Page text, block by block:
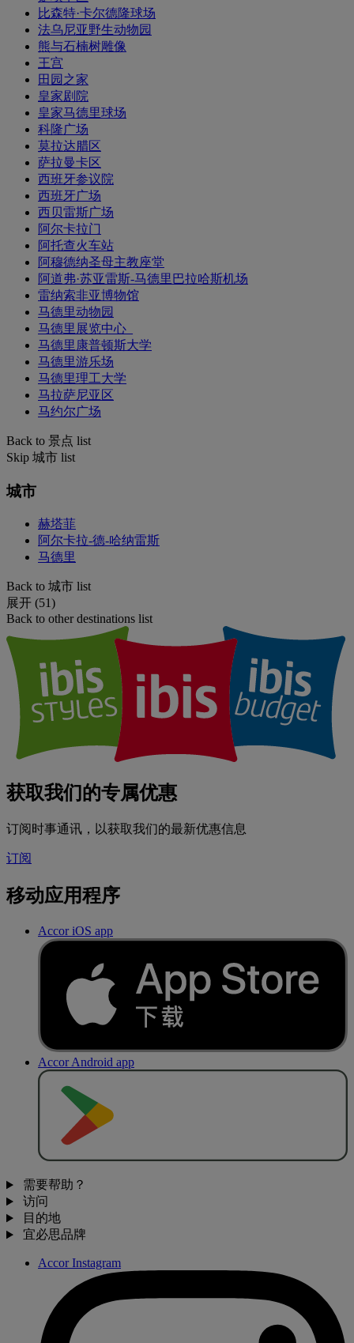
比森特·卡尔德隆球场
法乌尼亚野生动物园
熊与石楠树雕像
王宫
田园之家
皇家剧院
皇家马德里球场
科隆广场
莫拉达腊区
萨拉曼卡区
西班牙参议院
西班牙广场
西贝雷斯广场
阿尔卡拉门
阿托查火车站
阿穆德纳圣母主教座堂
阿道弗·苏亚雷斯-马德里巴拉哈斯机场
雷纳索非亚博物馆
马德里动物园
马德里展览中心_
马德里康普顿斯大学
马德里游乐场
马德里理工大学
马拉萨尼亚区
马约尔广场
Back to 景点 list
Skip 城市 list
城市
赫塔菲
阿尔卡拉-德-哈纳雷斯
马德里
Back to 城市 list
展开 (51)
Back to other destinations list
获取我们的专属优惠
订阅时事通讯，以获取我们的最新优惠信息
订阅
移动应用程序
Accor iOS app
Accor Android app
需要帮助？
访问
目的地
宜必思品牌
Accor Instagram